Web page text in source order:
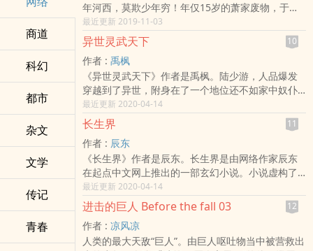
商道
科幻
都市
杂文
文学
传记
青春
最好礼物？
年河西，莫欺少年穷！年仅15岁的萧家废物，于此
地，立下了誓言，从今以后便一步步走向斗气大陆
巅峰！这里是属于斗气的世界，没有花俏艳丽的魔
法，有的，仅仅是繁衍到巅峰的斗气！想要知道异
界的斗气在发展到巅峰之后是何种境地吗？等级制
度：一至九段斗之气，斗者，斗师，大斗师，斗
灵，斗王，斗皇，斗宗，斗尊，（半圣）斗圣，斗
帝。
最近更新 2019-11-03
异世灵武天下 10
作者 : 禹枫
《异世灵武天下》作者是禹枫。陆少游，人品爆发
穿越到了异世，附身在了一个地位还不如家中奴仆
的少爷身上。这个世界以武为强，以灵为尊，传言
武道巅峰，灵道极致，便能踏碎虚空。带着看过无
数穿越小说重生的陆少游，自然是不会甘心做一个
憋屈的废柴少爷，在这陌生的世界里，醉卧美人
膝，醒掌天下权，这才是自己想要的。灵武双修，
不世霸枭，既然来了，就要留下一世传奇……
最近更新 2020-04-14
长生界 11
作者 : 辰东
《长生界》作者是辰东。长生界是由网络作家辰东
在起点中文网上推出的一部玄幻小说。小说虚构了
一个超脱于人世间之外的浩大的长生界，并以此延
伸出一个庞大的位面体系，通过主角萧 晨被动追寻
上古遗秘的行迹，串联起无数光怪陆离的故事，演
绎出无数曲英雄悲歌，借此传递给读者去伪还真、
保家卫国的思想，具有一定的教育意义。
最近更新 2020-04-14
进击的巨人 Before the fall 03 12
作者 : 凉风凉
人类的最大天敌“巨人”。由巨人呕吐物当中被营救出